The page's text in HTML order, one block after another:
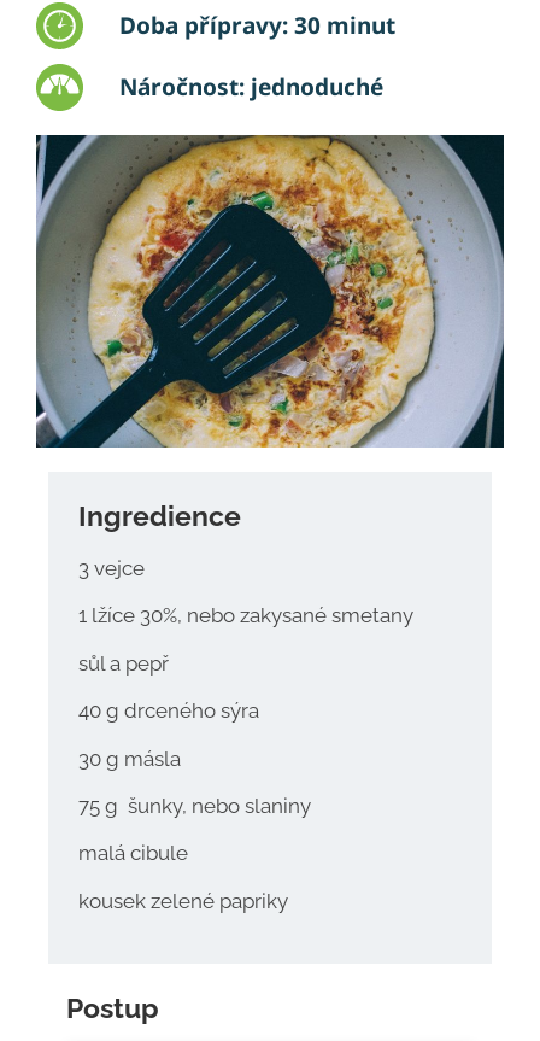
Doba přípravy: 30 minut
Náročnost: jednoduché
Ingredience
3 vejce
1 lžíce 30%, nebo zakysané smetany
sůl a pepř
40 g drceného sýra
30 g másla
75 g šunky, nebo slaniny
malá cibule
kousek zelené papriky
Postup